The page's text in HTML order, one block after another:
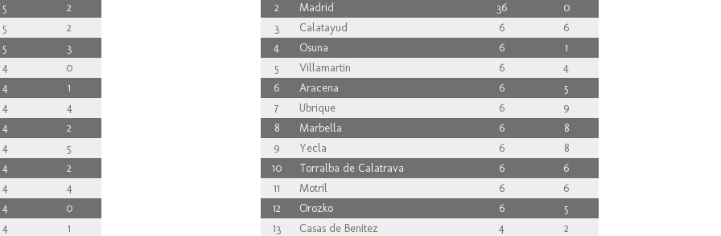
5
2
5
2
5
3
4
0
4
1
4
4
4
2
4
5
4
2
4
4
4
0
4 1
2
Madrid 36
0
3
Calatayud 6
6
4
Osuna 6
1
5
Villamartin 6
4
6
Aracena 6
5
7
Ubrique 6
9
8
Marbella 6
8
9
Yecla 6
8
10
Torralba de Calatrava 6
6
11
Motril 6
6
12
Orozko 6
5
13
Casas de Benitez 4 2